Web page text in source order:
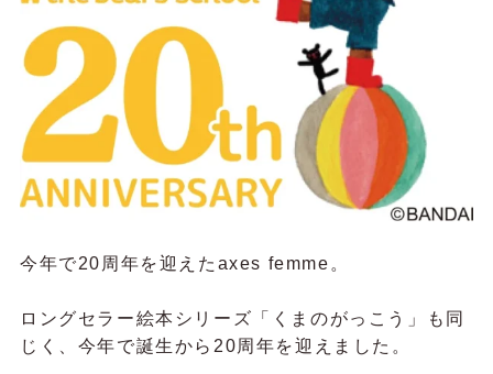
今年で20周年を迎えたaxes femme。
ロングセラー絵本シリーズ「くまのがっこう」も同
じく、今年で誕生から20周年を迎えました。